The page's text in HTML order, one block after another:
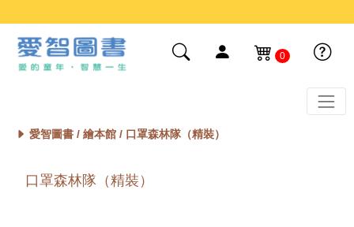
0
愛智圖書 / 繪本館/ 口罩森林隊（精裝）
口罩森林隊（精裝）